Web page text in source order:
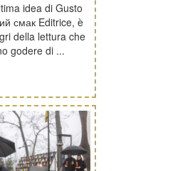
idea di Gusto
смак Editrice, è
della lettura che
godere di ...